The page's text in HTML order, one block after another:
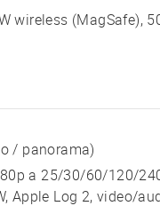
wireless (MagSafe),
/ panorama)
a 25/30/60/120/
Apple Log 2, video/